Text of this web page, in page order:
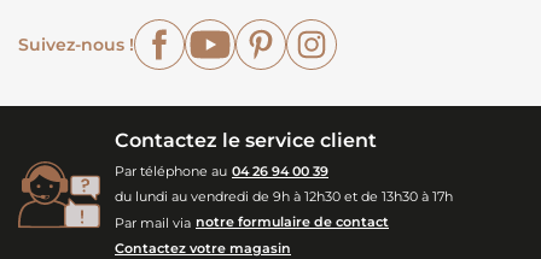
Suivez-nous !
FacebookYouTubePinterest
Contactez le service client
Par téléphone au 04 26 94 00 39
du lundi au vendredi de 9h à 12h30 et de 13h30 à 17h
Par mail via notre formulaire de contact
Contactez votre magasin